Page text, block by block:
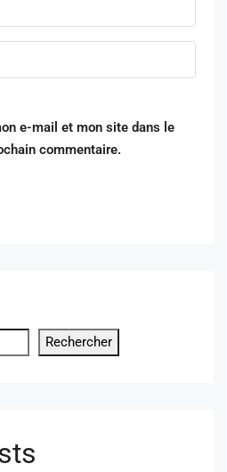
e-mail et mon site dans le
commentaire.
Rechercher